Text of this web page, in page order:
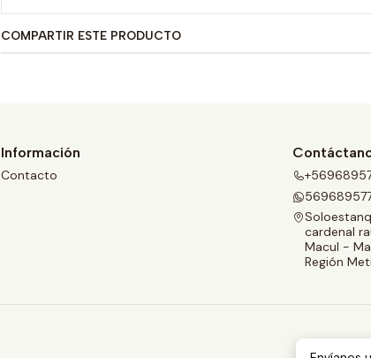
COMPARTIR ESTE PRODUCTO
Información
Contacto
cardenal
Macul -
Región